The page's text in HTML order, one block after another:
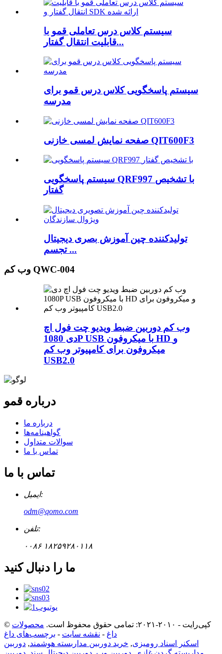
سیستم کلاس درس تعاملی قمو با
قابلیت انتقال گفتار...
سیستم پاسخگویی کلاس درس قمو برای
مدرسه
صفحه نمایش لمسی خازنی QIT600F3
سیستم پاسخگویی QRF997 با تشخیص
گفتار
تولیدکننده چین آموزش بصری دیجیتال
تجسم ...
وب کم QWC-004
وب کم دوربین ضبط ویدیو چت فول اچ
دی 1080P USB با میکروفون HD و
میکروفون برای کامپیوتر وب کم
USB2.0
درباره قمو
درباره ما
گواهینامه‌ها
سوالات متداول
تماس با ما
تماس با ما
ایمیل:
odm@qomo.com
تلفن:
۰۰۸۶ ۱۸۲۵۹۲۸۰۱۱۸
ما را دنبال کنید
© کپی‌رایت - ۲۰۱۰-۲۰۲۱: تمامی حقوق محفوظ است.
محصولات
داغ - نقشه سایت - برچسب‌های داغ
اسکنر اسناد رومیزی, خرید دوربین مداربسته هوشمند, دوربین